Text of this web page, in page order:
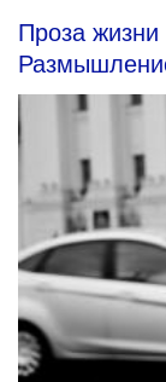
Проза жизни